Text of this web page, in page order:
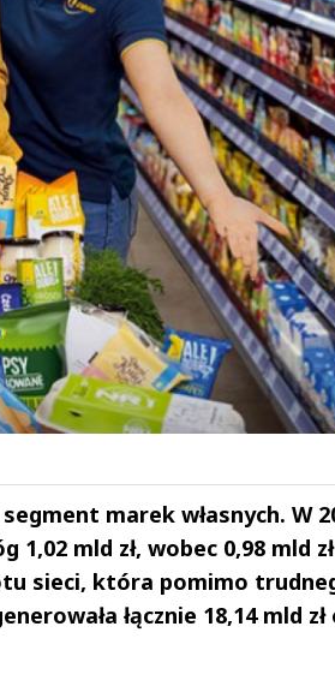
marek własnych. W
mld zł, wobec 0,98 mld
sieci, która pomimo
łącznie 18,14 mld